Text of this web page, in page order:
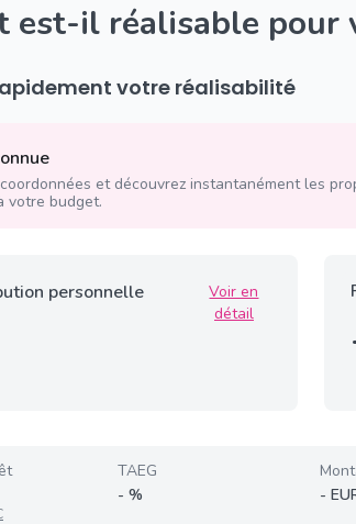
est-il réalisable pour
votre réalisabilité
et découvrez instantanément les
votre budget.
personnelle
Voir en
détail
TAEG
- %
-